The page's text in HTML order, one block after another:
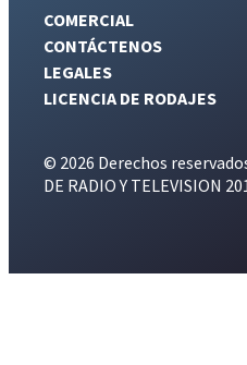
COMERCIAL
CONTÁCTENOS
LEGALES
LICENCIA DE RODAJES
© 2026 Derechos
DE RADIO Y TELEVISION